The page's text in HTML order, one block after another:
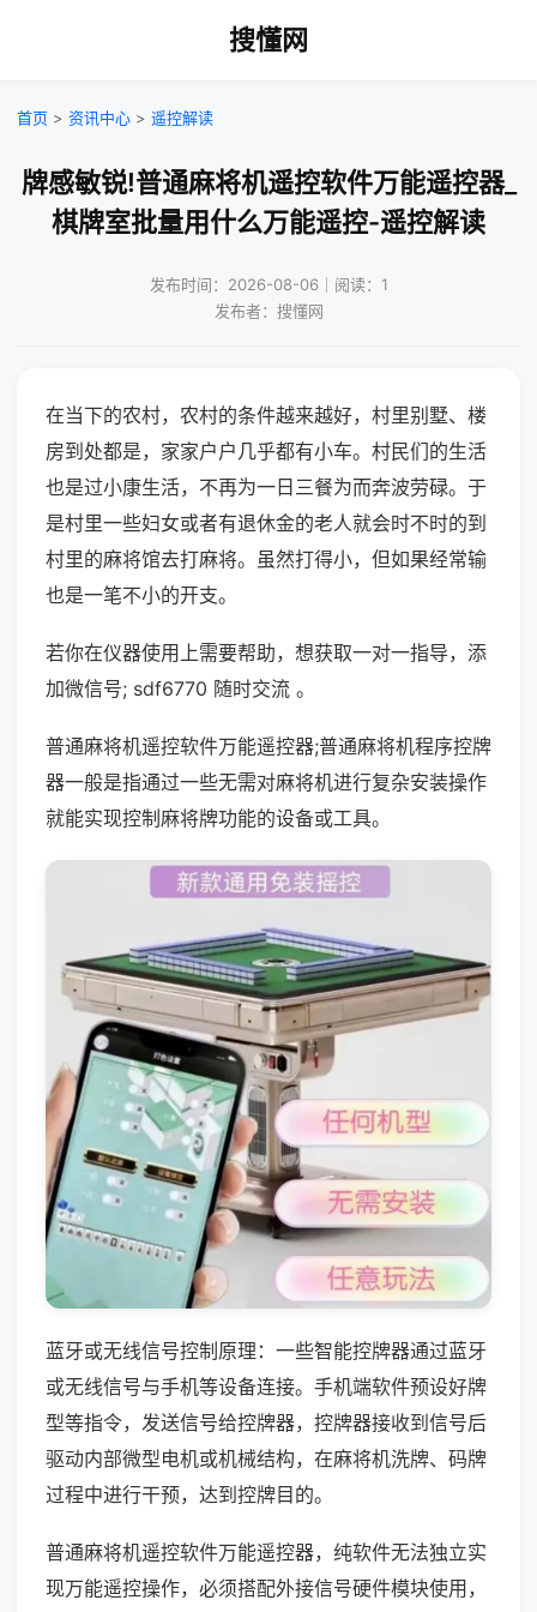
搜懂网
首页 > 资讯中心 > 遥控解读
牌感敏锐!普通麻将机遥控软件万能遥控器_
棋牌室批量用什么万能遥控-遥控解读
发布时间：2026-08-06｜阅读：1
发布者：搜懂网
在当下的农村，农村的条件越来越好，村里别墅、楼
房到处都是，家家户户几乎都有小车。村民们的生活
也是过小康生活，不再为一日三餐为而奔波劳碌。于
是村里一些妇女或者有退休金的老人就会时不时的到
村里的麻将馆去打麻将。虽然打得小，但如果经常输
也是一笔不小的开支。
若你在仪器使用上需要帮助，想获取一对一指导，添
加微信号; sdf6770 随时交流 。
普通麻将机遥控软件万能遥控器;普通麻将机程序控牌
器一般是指通过一些无需对麻将机进行复杂安装操作
就能实现控制麻将牌功能的设备或工具。
蓝牙或无线信号控制原理：一些智能控牌器通过蓝牙
或无线信号与手机等设备连接。手机端软件预设好牌
型等指令，发送信号给控牌器，控牌器接收到信号后
驱动内部微型电机或机械结构，在麻将机洗牌、码牌
过程中进行干预，达到控牌目的。
普通麻将机遥控软件万能遥控器，纯软件无法独立实
现万能遥控操作，必须搭配外接信号硬件模块使用，